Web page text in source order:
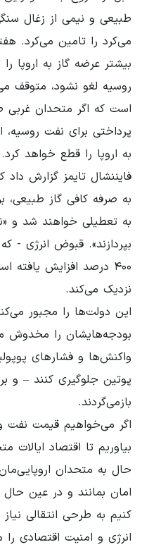
طبیعی و نیمی از زغال
می‌کرد را تامین می‌کرد.
بیشتر عرضه گاز به اروپا
روسیه لغو نشود، متوقف
است که اگر متحدان غربی
پرداختی برای نفت
به اروپا را قطع خواهد کرد.
فایننشال تایمز گزارش
به صرفه کافی گاز طبیعی،
به تعطیلی خواهند شد و
بپردازند». قبوض انرژی -
۴۰۰ درصد افزایش
نزدیک می‌کند.
این دولت‌ها را مجبور
بودجه‌هایشان را مخدوش
واکنش‌ها و فشارهای
پوتین جلوگیری کنند – و
بازمی‌گردند.
اگر می‌خواهیم قیمت نفت
بیاوریم تا اقتصاد
حال به متحدان
امان بمانند و در عین حال
کنیم به طرحی انتقالی
انرژی و امنیت اقتصادی را